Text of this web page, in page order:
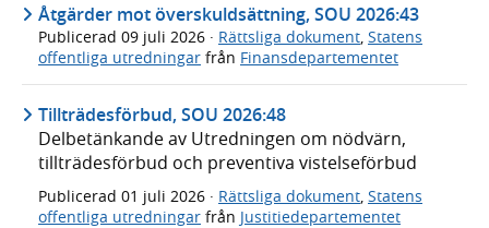
Åtgärder mot överskuldsättning, SOU 2026:43
Publicerad 09 juli 2026 · Rättsliga dokument, Statens
offentliga utredningar från Finansdepartementet
Tillträdesförbud, SOU 2026:48
Delbetänkande av Utredningen om nödvärn,
tillträdesförbud och preventiva vistelseförbud
Publicerad 01 juli 2026 · Rättsliga dokument Statens
offentliga utredningar från Justitiedepartementet